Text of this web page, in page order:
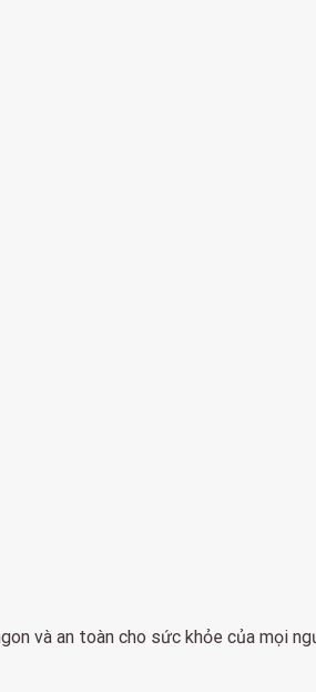
và an toàn cho sức khỏe của mọi